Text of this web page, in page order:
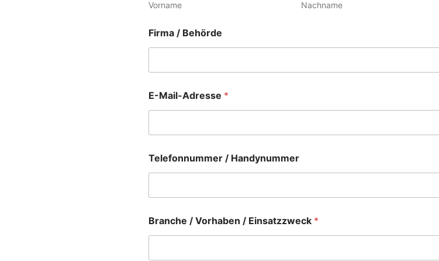
Vorname Nachname
Firma / Behörde
E-Mail-Adresse *
Telefonnummer / Handynummer
Branche / Vorhaben / Einsatzzweck *